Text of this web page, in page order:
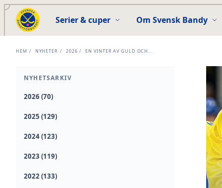
Serier & cuper Om Svensk Bandy
HEM / NYHETER / 2026 / EN VINTER AV GULD OCH...
NYHETSARKIV
2026 (70)
2025 (129)
2024 (123)
2023 (119)
2022 (133)